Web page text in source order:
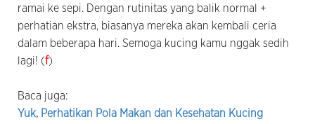
ramai ke sepi. Dengan rutinitas yang balik normal +
perhatian ekstra, biasanya mereka akan kembali ceria
dalam beberapa hari. Semoga kucing kamu nggak sedih
lagi! (f)
Baca juga:
Yuk, Perhatikan Pola Makan dan Kesehatan Kucing